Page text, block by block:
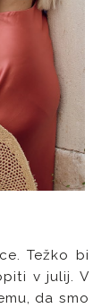
Težko bi
v julij. V
da smo